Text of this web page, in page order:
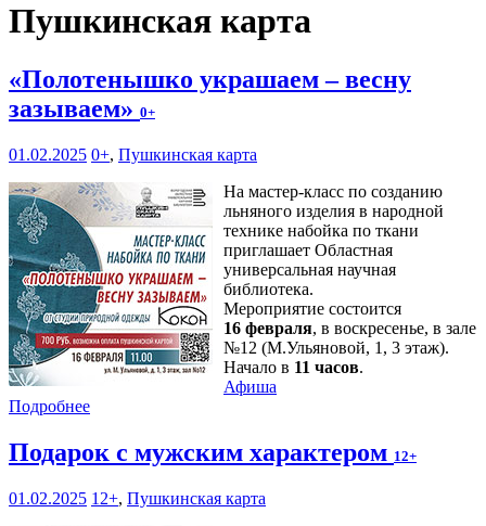
Пушкинская карта
«Полотенышко украшаем – весну
зазываем» 0+
01.02.2025 0+, Пушкинская карта
На мастер-класс по созданию
льняного изделия в народной
технике набойка по ткани
приглашает Областная
универсальная научная
библиотека.
Мероприятие состоится
16 февраля, в воскресенье, в зале
№12 (М.Ульяновой, 1, 3 этаж).
Начало в 11 часов.
Афиша
Подробнее
Подарок с мужским характером 12+
01.02.2025 12+, Пушкинская карта